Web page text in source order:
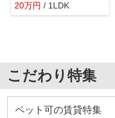
20万円 / 1LDK
こだわり特集
ペット可の賃貸特集